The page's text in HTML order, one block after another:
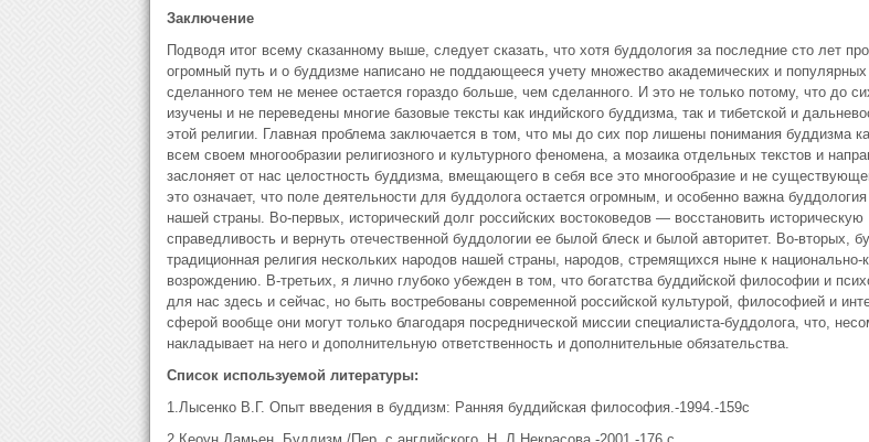
Заключение
Подводя итог всему сказанному выше, следует сказать, что хотя буддология за последние сто лет
огромный путь и о буддизме написано не поддающееся учету множество академических и популярных
сделанного тем не менее остается гораздо больше, чем сделанного. И это не только потому, что до
изучены и не переведены многие базовые тексты как индийского буддизма, так и тибетской и
этой религии. Главная проблема заключается в том, что мы до сих пор лишены понимания буддизма
всем своем многообразии религиозного и культурного феномена, а мозаика отдельных текстов и
заслоняет от нас целостность буддизма, вмещающего в себя все это многообразие и не
это означает, что поле деятельности для буддолога остается огромным, и особенно важна
нашей страны. Во-первых, исторический долг российских востоковедов — восстановить историческую
справедливость и вернуть отечественной буддологии ее былой блеск и былой авторитет. Во-вторых,
традиционная религия нескольких народов нашей страны, народов, стремящихся ныне к национально-
возрождению. В-третьих, я лично глубоко убежден в том, что богатства буддийской философии и
для нас здесь и сейчас, но быть востребованы современной российской культурой, философией и
сферой вообще они могут только благодаря посреднической миссии специалиста-буддолога, что,
накладывает на него и дополнительную ответственность и дополнительные обязательства.
Список используемой литературы:
1.Лысенко В.Г. Опыт введения в буддизм: Ранняя буддийская философия.-1994.-159с